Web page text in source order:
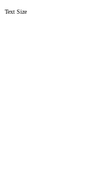
Text Size